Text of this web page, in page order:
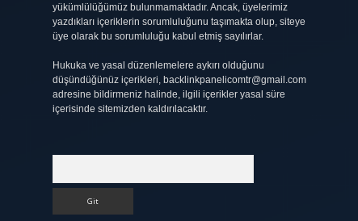
yükümlülüğümüz bulunmamaktadır. Ancak, üyelerimiz
yazdıkları içeriklerin sorumluluğunu taşımakta olup, siteye
üye olarak bu sorumluluğu kabul etmiş sayılırlar.
Hukuka ve yasal düzenlemelere aykırı olduğunu
düşündüğünüz içerikleri, backlinkpanelicomtr@gmail.com
adresine bildirmeniz halinde, ilgili içerikler yasal süre
içerisinde sitemizden kaldırılacaktır.